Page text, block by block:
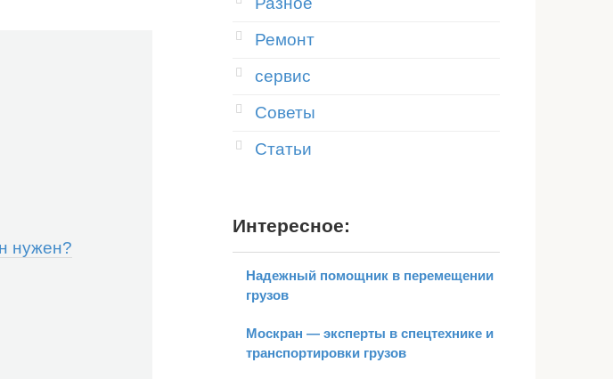
нужен?
Ремонт
сервис
Советы
Статьи
Интересное:
Надежный помощник в перемещении
грузов
Москран — эксперты в спецтехнике и
транспортировки грузов